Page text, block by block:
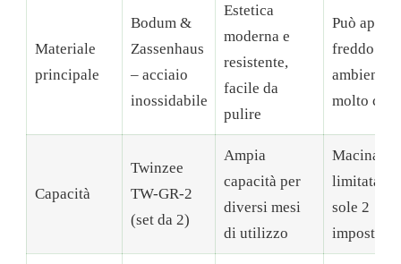
Materiale
principale
Bodum &
Zassenhaus
– acciaio
inossidabile
Estetica
moderna e
resistente,
facile da
pulire
Può
freddo in
ambiente
molto
Capacità
Twinzee
TW-GR-2
(set da 2)
Ampia
capacità per
diversi mesi
di utilizzo
limitata a
sole 2